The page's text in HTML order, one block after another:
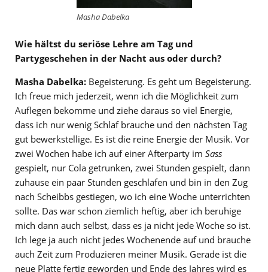
Masha Dabelka
Wie hältst du seriöse Lehre am Tag und
Partygeschehen in der Nacht aus oder durch?
Masha Dabelka: Begeisterung. Es geht um Begeisterung.
Ich freue mich jederzeit, wenn ich die Möglichkeit zum
Auflegen bekomme und ziehe daraus so viel Energie,
dass ich nur wenig Schlaf brauche und den nächsten Tag
gut bewerkstellige. Es ist die reine Energie der Musik. Vor
zwei Wochen habe ich auf einer Afterparty im Sass
gespielt, nur Cola getrunken, zwei Stunden gespielt, dann
zuhause ein paar Stunden geschlafen und bin in den Zug
nach Scheibbs gestiegen, wo ich eine Woche unterrichten
sollte. Das war schon ziemlich heftig, aber ich beruhige
mich dann auch selbst, dass es ja nicht jede Woche so ist.
Ich lege ja auch nicht jedes Wochenende auf und brauche
auch Zeit zum Produzieren meiner Musik. Gerade ist die
neue Platte fertig geworden und Ende des Jahres wird es